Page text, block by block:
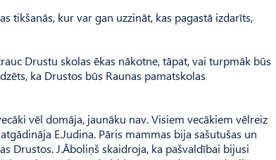
tikšanās, kur var gan uzzināt, kas pagastā izdarīts,
Drustu skolas ēkas nākotne, tāpat, vai turpmāk būs
ka Drustos būs Raunas pamatskolas
vēl domāja, jaunāku nav. Visiem vecākiem vēlreiz
E.Judi­na. Pāris mammas bija sašutušas un
Drustos. J.Āboliņš skaidroja, ka pašvaldībai bijusi